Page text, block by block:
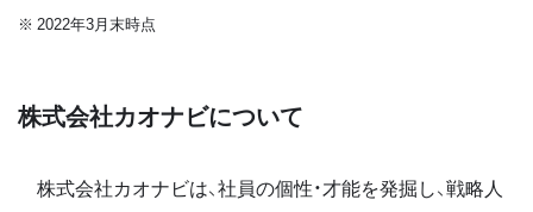
※ 2022年3月末時点
株式会社カオナビについて
株式会社カオナビは、社員の個性・才能を発掘し、戦略人